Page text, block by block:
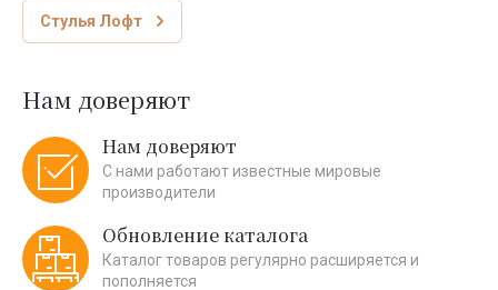
Стулья Лофт
Нам доверяют
Нам доверяют
С нами работают известные мировые
производители
Обновление каталога
Каталог товаров регулярно расширяется и
пополняется